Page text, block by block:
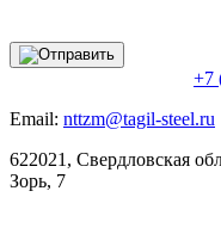
+7
Email: nttzm@tagil-steel.ru
622021, Свердловская
Зорь, 7